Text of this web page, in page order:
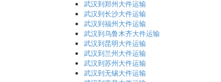
武汉到郑州大件运输
武汉到长沙大件运输
武汉到福州大件运输
武汉到乌鲁木齐大件运输
武汉到昆明大件运输
武汉到兰州大件运输
武汉到苏州大件运输
武汉到无锡大件运输